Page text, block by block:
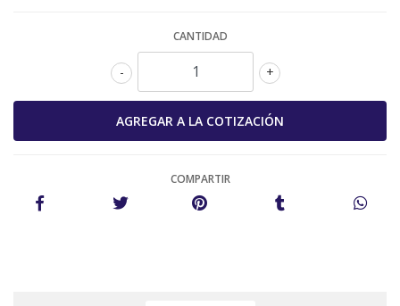
CANTIDAD
+
-
COMPARTIR